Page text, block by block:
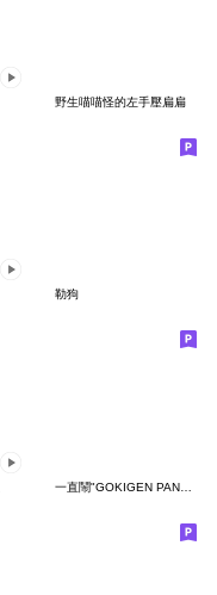
野生喵喵怪的左手壓扁扁
勒狗
一直鬧"GOKIGEN PANDA" 台灣版